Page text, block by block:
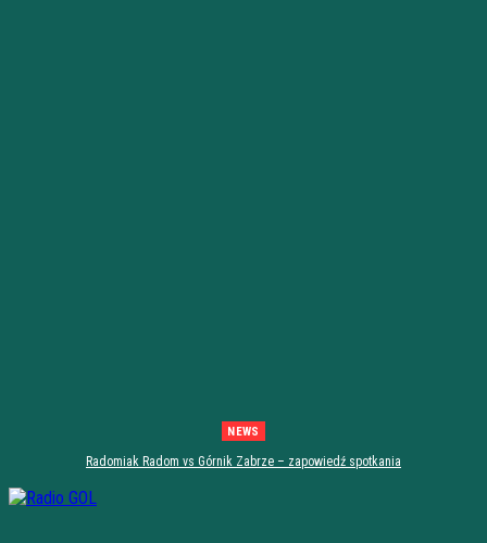
NEWS
Radomiak Radom vs Górnik Zabrze – zapowiedź spotkania